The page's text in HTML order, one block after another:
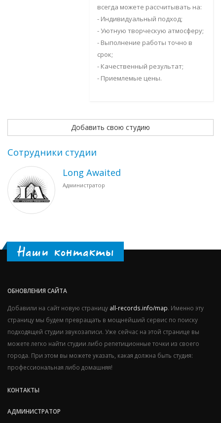
всегда можете рассчитывать на:
- Индивидуальный подход;
- Уютную творческую атмосферу;
- Выполнение работы точно в
срок;
- Качественный результат;
- Приемлемые цены.
Добавить свою студию
Сотрудники студии
Long Awaited
Администратор
Наши контакты
ОБНОВЛЕНИЯ САЙТА
Добавили на сайт новую страницу all-records.info/map. Именно эту
страницу мы будем превращать в мощнейший сервис по поиску
подходящей студии звукозаписи. Уже сейчас на этой странице вы
можете легко найти студии либо репетиционные точки из своего
города. При этом вы можете указать, какая должна быть студия:
профессиональная либо домашняя!
КОНТАКТЫ
АДМИНИСТРАТОР